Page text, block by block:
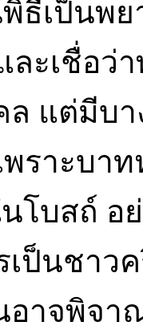
ธีเป็นพ
ะเชื่อว่
ล แต่มีบ
ราะบา
โบสถ์ อ
เป็นชาว
อาจพิจา